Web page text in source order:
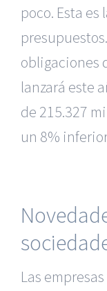
poco. Esta es
obligaciones
lanzará este
de 215.327
un 8%
Las